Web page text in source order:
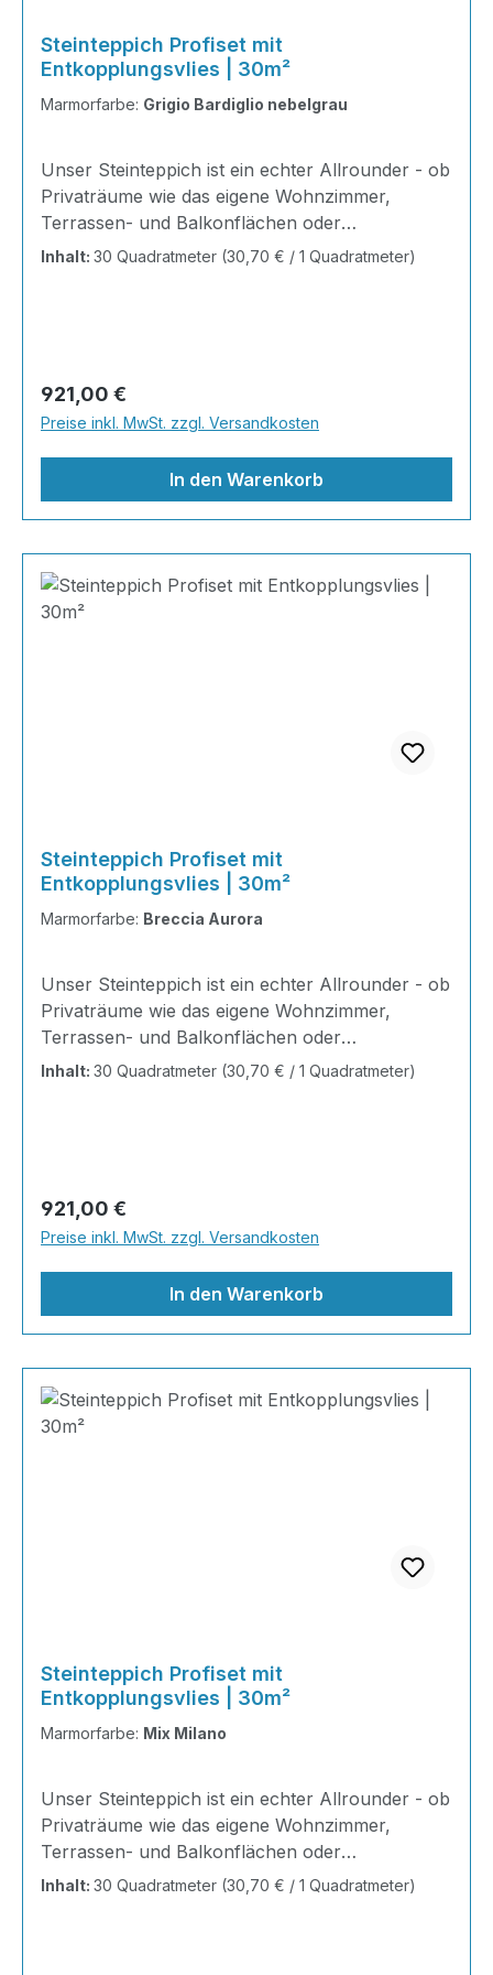
Steinteppich Profiset mit
Entkopplungsvlies | 30m²
Marmorfarbe: Grigio Bardiglio nebelgrau
Unser Steinteppich ist ein echter Allrounder - ob
Privaträume wie das eigene Wohnzimmer,
Terrassen- und Balkonflächen oder
Gewerbeobjekte und Austellungsräume; unsere
und einfach zu verlegen. Stöbern Sie in unserem
Shop nach Ihrer Lieblingsfarbe und legen Sie
gleich los! Inhalt 12x25kg Marmorsteine 6kg
Grundierung AT-EG 30 24kg
Inhalt: 30 Quadratmeter (30,70 € / 1 Quadratmeter)
Regulärer Preis:
921,00 €
Preise inkl. MwSt. zzgl. Versandkosten
In den Warenkorb
Steinteppich Profiset mit
Entkopplungsvlies | 30m²
Marmorfarbe: Breccia Aurora
Unser Steinteppich ist ein echter Allrounder - ob
Privaträume wie das eigene Wohnzimmer,
Terrassen- und Balkonflächen oder
Gewerbeobjekte und Austellungsräume; unsere
und einfach zu verlegen. Stöbern Sie in unserem
Shop nach Ihrer Lieblingsfarbe und legen Sie
gleich los! Inhalt 12x25kg Marmorsteine 6kg
Grundierung AT-EG 30 24kg
Inhalt: 30 Quadratmeter (30,70 € / 1 Quadratmeter)
Regulärer Preis:
921,00 €
Preise inkl. MwSt. zzgl. Versandkosten
In den Warenkorb
Steinteppich Profiset mit
Entkopplungsvlies | 30m²
Marmorfarbe: Mix Milano
Unser Steinteppich ist ein echter Allrounder - ob
Privaträume wie das eigene Wohnzimmer,
Terrassen- und Balkonflächen oder
Gewerbeobjekte und Austellungsräume; unsere
Inhalt: 30 Quadratmeter (30,70 € / 1 Quadratmeter)